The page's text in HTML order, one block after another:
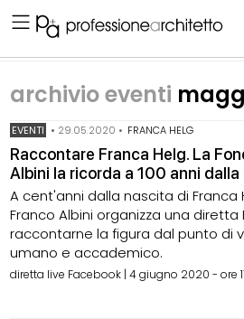
archivio eventi
EVENTI • 29.05.2020 • FRANCA HELG
Raccontare Franca Helg. La
Albini la ricorda a 100 anni
A cent'anni dalla nascita di Franca
Franco Albini organizza una
raccontarne la figura dal punto di
umano e accademico.
diretta live Facebook | 4 giugno 2020 - ore